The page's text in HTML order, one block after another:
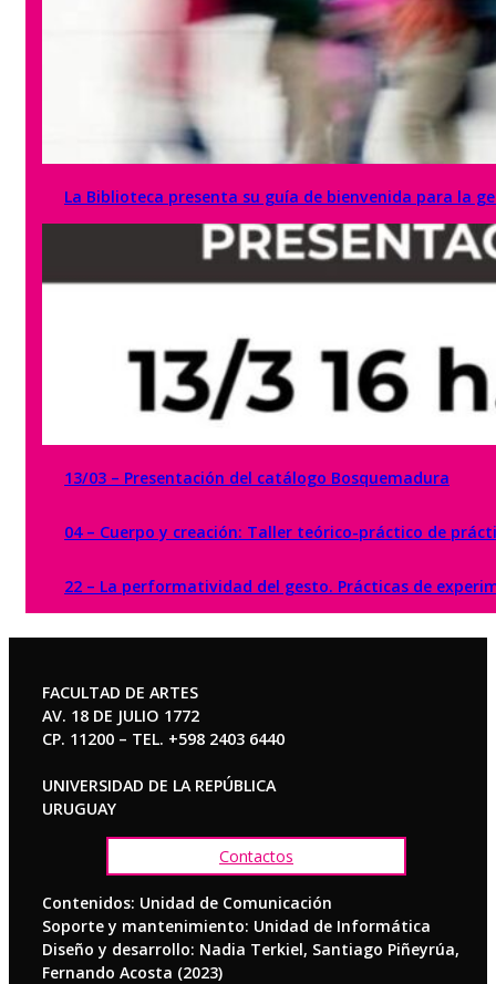
La Biblioteca presenta su guía de bienvenida para la
13/03 – Presentación del catálogo Bosquemadura
04 – Cuerpo y creación: Taller teórico-práctico de
22 – La performatividad del gesto. Prácticas de
FACULTAD DE ARTES
AV. 18 DE JULIO 1772
CP. 11200 – TEL. +598 2403 6440
UNIVERSIDAD DE LA REPÚBLICA
URUGUAY
Contactos
Contenidos: Unidad de Comunicación
Soporte y mantenimiento: Unidad de Informática
Diseño y desarrollo: Nadia Terkiel, Santiago Piñeyrúa,
Fernando Acosta (2023)